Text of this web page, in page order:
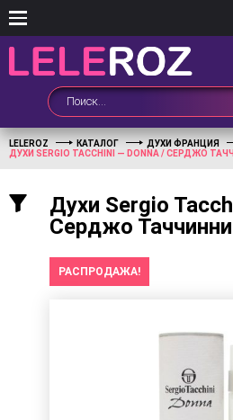
LELEROZ КАТАЛОГ ДУХИ ФРАНЦИЯ
ДУХИ SERGIO TACCHINI — DONNA / СЕРДЖО
Духи Sergio
Серджо
РАСПРОДАЖА!